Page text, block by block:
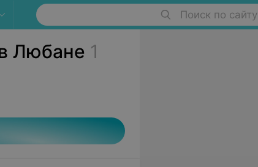
Поиск по сайту
Любане 1